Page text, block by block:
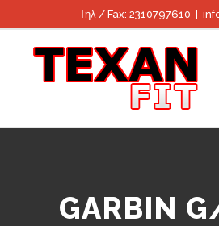
Τηλ / Fax: 2310797610
GARBIN